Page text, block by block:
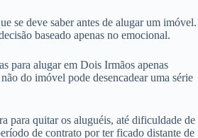
se deve saber antes de alugar um imóvel.
baseado apenas no emocional.
para alugar em Dois Irmãos apenas
do imóvel pode desencadear uma série
para quitar os aluguéis, até dificuldade de
de contrato por ter ficado distante de